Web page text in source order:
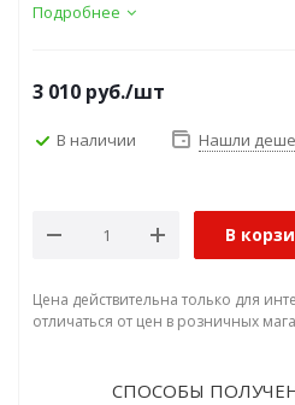
Подробнее
3 010 руб./шт
В наличии Нашли
В
Цена действительна только для
отличаться от цен в розничных
СПОСОБЫ